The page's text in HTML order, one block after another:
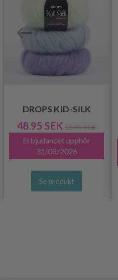
DROPS KID-SILK
48.95 SEK 55.95 SEK
Erbjudandet upphör
31/08/2026
Se produkt